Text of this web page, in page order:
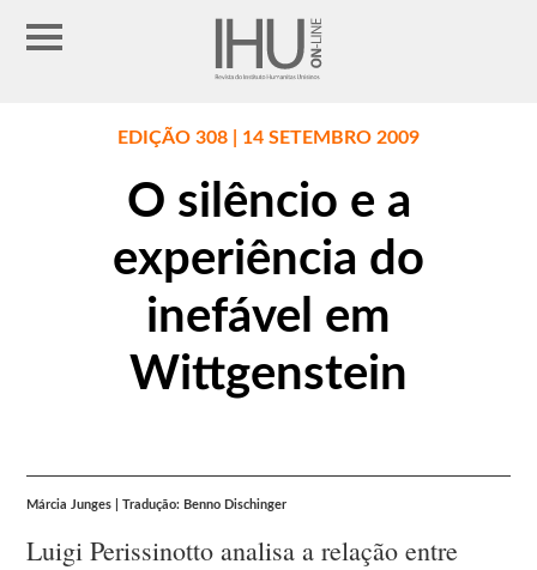
EDIÇÃO 308 | 14 SETEMBRO 2009
O silêncio e a
experiência do
inefável em
Wittgenstein
Márcia Junges | Tradução: Benno Dischinger
Luigi Perissinotto analisa a relação entre